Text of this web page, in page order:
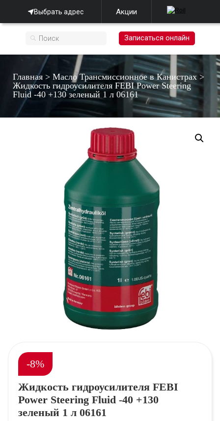
Выбрать адрес Акции
Записаться онлайн
Главная >Масло Трансмиссионное в Канистрах >
Жидкость гидроусилителя FEBI Power Steering
Fluid -40 +130 зеленый 1 л 06161
-8%
Жидкость гидроусилителя FEBI
Power Steering Fluid -40 +130
зеленый 1 л 06161